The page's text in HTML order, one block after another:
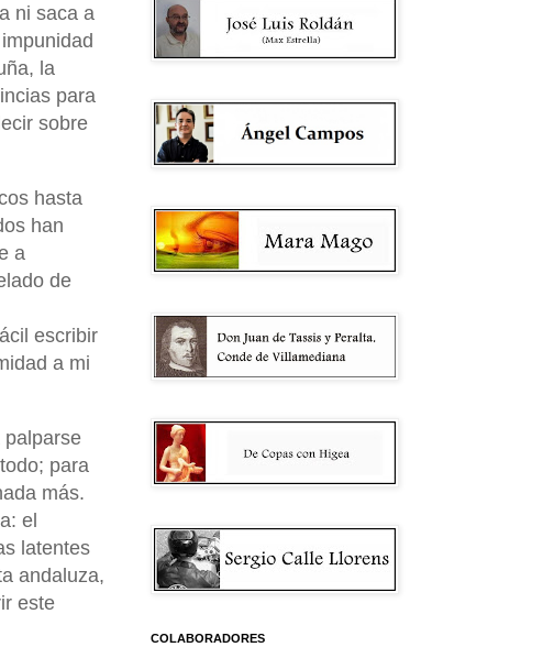
ni saca a
la
para
sobre
hasta
han
a
de
escribir
a mi
palparse
para
más.
el
latentes
andaluza,
este
COLABORADORES